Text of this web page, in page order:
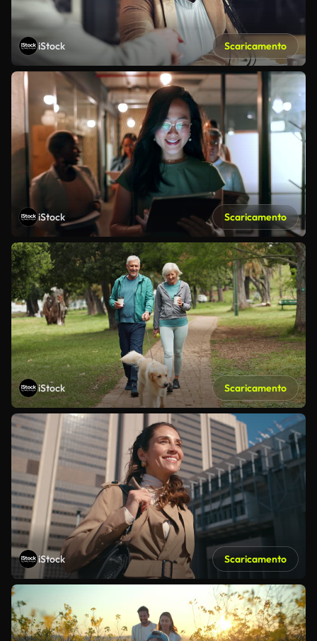
iStock Scaricamento
iStock Scaricamento
iStock Scaricamento
iStock Scaricamento